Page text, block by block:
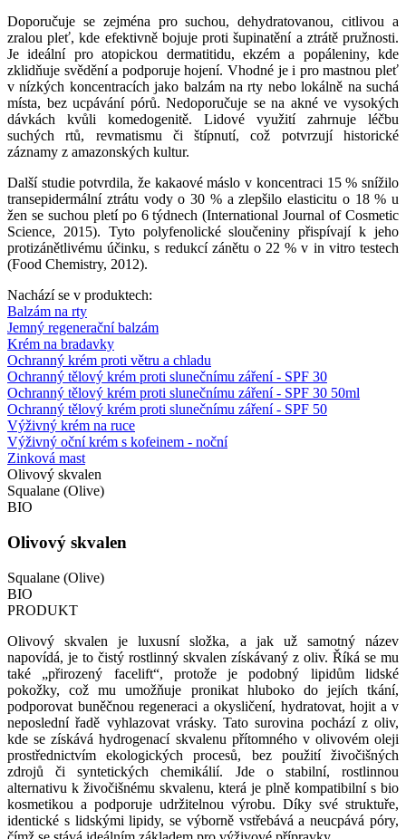
Doporučuje se zejména pro suchou, dehydratovanou, citlivou a
zralou pleť, kde efektivně bojuje proti šupinatění a ztrátě pružnosti.
Je ideální pro atopickou dermatitidu, ekzém a popáleniny, kde
zklidňuje svědění a podporuje hojení. Vhodné je i pro mastnou pleť
v nízkých koncentracích jako balzám na rty nebo lokálně na suchá
místa, bez ucpávání pórů. Nedoporučuje se na akné ve vysokých
dávkách kvůli komedogenitě. Lidové využití zahrnuje léčbu
suchých rtů, revmatismu či štípnutí, což potvrzují historické
záznamy z amazonských kultur.
Další studie potvrdila, že kakaové máslo v koncentraci 15 % snížilo
transepidermální ztrátu vody o 30 % a zlepšilo elasticitu o 18 % u
žen se suchou pletí po 6 týdnech (International Journal of Cosmetic
Science, 2015). Tyto polyfenolické sloučeniny přispívají k jeho
protizánětlivému účinku, s redukcí zánětu o 22 % v in vitro testech
(Food Chemistry, 2012).
Nachází se v produktech:
Balzám na rty
Jemný regenerační balzám
Krém na bradavky
Ochranný krém proti větru a chladu
Ochranný tělový krém proti slunečnímu záření - SPF 30
Ochranný tělový krém proti slunečnímu záření - SPF 30 50ml
Ochranný tělový krém proti slunečnímu záření - SPF 50
Výživný krém na ruce
Výživný oční krém s kofeinem - noční
Zinková mast
Olivový skvalen
Squalane (Olive)
BIO
Olivový skvalen
Squalane (Olive)
BIO
PRODUKT
Olivový skvalen je luxusní složka, a jak už samotný název
napovídá, je to čistý rostlinný skvalen získávaný z oliv. Říká se mu
také „přirozený facelift“, protože je podobný lipidům lidské
pokožky, což mu umožňuje pronikat hluboko do jejích tkání,
podporovat buněčnou regeneraci a okysličení, hydratovat, hojit a v
neposlední řadě vyhlazovat vrásky. Tato surovina pochází z oliv,
kde se získává hydrogenací skvalenu přítomného v olivovém oleji
prostřednictvím ekologických procesů, bez použití živočišných
zdrojů či syntetických chemikálií. Jde o stabilní, rostlinnou
alternativu k živočišnému skvalenu, která je plně kompatibilní s bio
kosmetikou a podporuje udržitelnou výrobu. Díky své struktuře,
identické s lidskými lipidy, se výborně vstřebává a neucpává póry,